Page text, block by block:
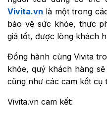
Vivita.vn là một trong
bảo vệ sức khỏe, thực
giá tốt, được lòng khách
Đồng hành cùng Vivita
khỏe, quý khách hàng
cũng như các cam kết cụ
Vivita.vn cam kết: